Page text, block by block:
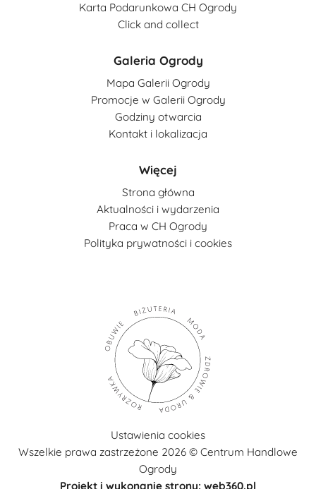
Karta Podarunkowa CH Ogrody
Click and collect
Galeria Ogrody
Mapa Galerii Ogrody
Promocje w Galerii Ogrody
Godziny otwarcia
Kontakt i lokalizacja
Więcej
Strona główna
Aktualności i wydarzenia
Praca w CH Ogrody
Polityka prywatności i cookies
Ustawienia cookies
Wszelkie prawa zastrzeżone 2026 © Centrum Handlowe
Ogrody
Projekt i wykonanie strony: web360.pl